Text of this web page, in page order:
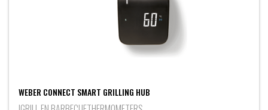
WEBER CONNECT SMART GRILLING HUB